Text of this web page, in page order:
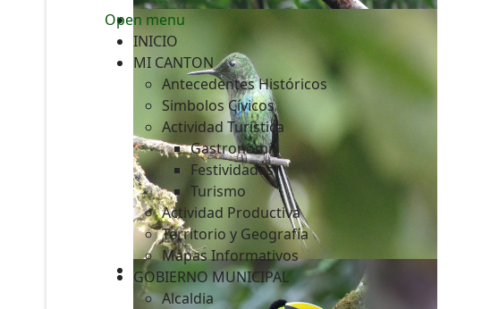
Open menu
INICIO
MI CANTON
Antecedentes Históricos
Simbolos Cívicos
Actividad Turística
Gastronomía
Festividades
Turismo
Actividad Productiva
Territorio y Geografía
Mapas Informativos
GOBIERNO MUNICIPAL
Alcaldia